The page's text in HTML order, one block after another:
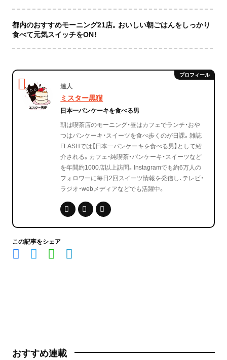
都内のおすすめモーニング21店。おいしい朝ごはんをしっかり
食べて元気スイッチをON！
達人
ミスター黒猫
日本一パンケーキを食べる男
朝は喫茶店のモーニング・昼はカフェでランチ・おや
つはパンケーキ・スイーツを食べ歩くのが日課。雑誌
FLASHでは【日本一パンケーキを食べる男】として紹
介される。カフェ・純喫茶・パンケーキ・スイーツなど
を年間約1000店以上訪問。Instagramでも約6万人の
フォロワーに毎日2回スイーツ情報を発信し、テレビ・
ラジオ・webメディアなどでも活躍中。
この記事をシェア
おすすめ連載